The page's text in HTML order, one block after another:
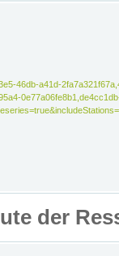
46db-a41d-
der